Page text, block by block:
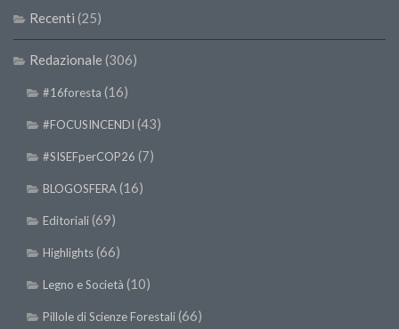
Redazione
Pagina Principale
Editoriali
Pillole di Scienze Forestali
Highlights
#FOCUSINCENDI
Cartella Stampa
Comunicati
Infografiche
Video
Recenti (25)
Redazionale (306)
#16foresta (16)
#FOCUSINCENDI (43)
#SISEFperCOP26 (7)
BLOGOSFERA(16)
Editoriali(69)
Highlights(66)
Legno e Società (10)
Pillole di Scienze Forestali(66)